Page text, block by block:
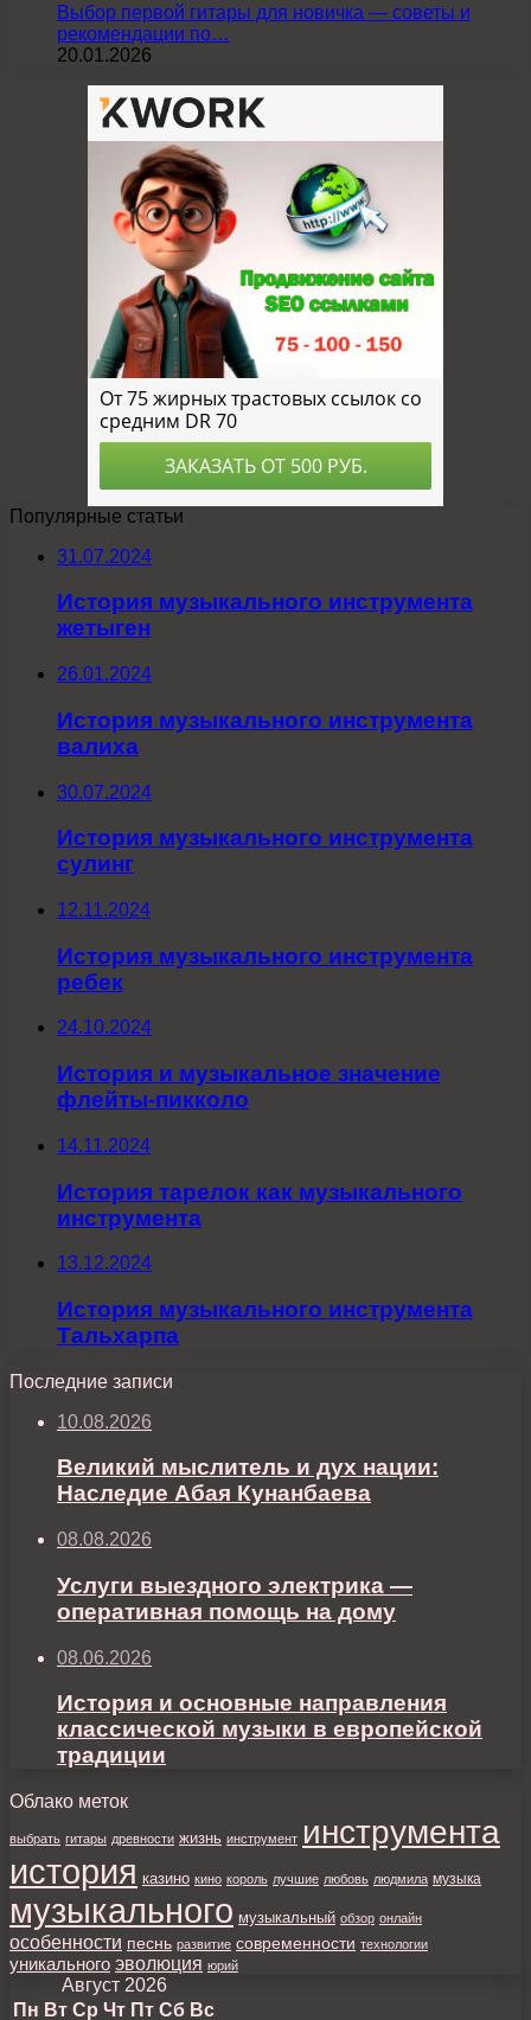
Выбор первой гитары для новичка — советы и
рекомендации по…
20.01.2026
Популярные статьи
31.07.2024
История музыкального инструмента
жетыген
26.01.2024
История музыкального инструмента
валиха
30.07.2024
История музыкального инструмента
сулинг
12.11.2024
История музыкального инструмента
ребек
24.10.2024
История и музыкальное значение
флейты-пикколо
14.11.2024
История тарелок как музыкального
инструмента
13.12.2024
История музыкального инструмента
Тальхарпа
Последние записи
10.08.2026
Великий мыслитель и дух нации:
Наследие Абая Кунанбаева
08.08.2026
Услуги выездного электрика —
оперативная помощь на дому
08.06.2026
История и основные направления
классической музыки в европейской
традиции
Облако меток
выбрать гитары древности жизнь инструмент инструмента
история казино кино король лучшие любовь людмила музыка
музыкального музыкальный обзор онлайн
особенности песнь развитие современности технологии
уникального эволюция юрий
Август 2026
Пн Вт Ср Чт Пт Сб Вс